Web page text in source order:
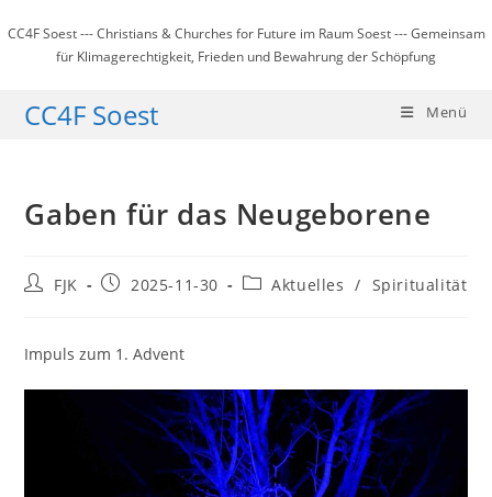
Inhalt
springen
CC4F Soest --- Christians & Churches for Future im Raum Soest --- Gemeinsam
für Klimagerechtigkeit, Frieden und Bewahrung der Schöpfung
CC4F Soest Menü
Gaben für das Neugeborene
Beitrags-
FJK
Beitrag2025-11-30
Beitrags-
Aktuelles / Spiritualität
Impuls zum 1. Advent